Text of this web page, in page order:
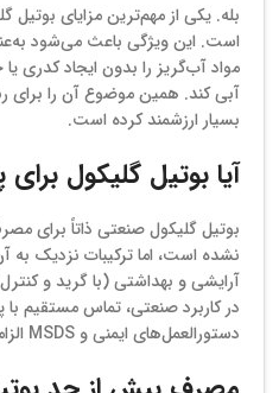
بله. یکی از مهم‌ترین مزایای بوتیل
است. این ویژگی باعث می‌شود
مواد آب‌گریز را بدون ایجاد کدری
آبی کند. همین موضوع آن را برای
بسیار ارزشمند کرده است.
آیا بوتیل گلیکول
بوتیل گلیکول صنعتی ذاتاً برای
نشده است، اما ترکیبات نزدیک به
آرایشی و بهداشتی (با گرید و
در کاربرد صنعتی، تماس مستقیم
دستورالعمل‌های ایمنی و MSDS الزامی است.